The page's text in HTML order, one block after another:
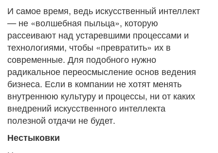
И самое время, ведь искусственный интеллект
— не «волшебная пыльца», которую
рассеивают над устаревшими процессами и
технологиями, чтобы «превратить» их в
современные. Для подобного нужно
радикальное переосмысление основ ведения
бизнеса. Если в компании не хотят менять
внутреннюю культуру и процессы, ни от каких
внедрений искусственного интеллекта
полезной отдачи не будет.
Нестыковки